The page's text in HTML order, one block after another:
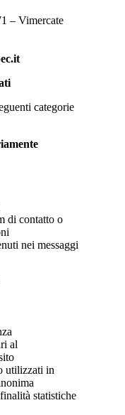
– Vimercate
categorie
di contatto o
nei messaggi
al
utilizzati in
statistiche